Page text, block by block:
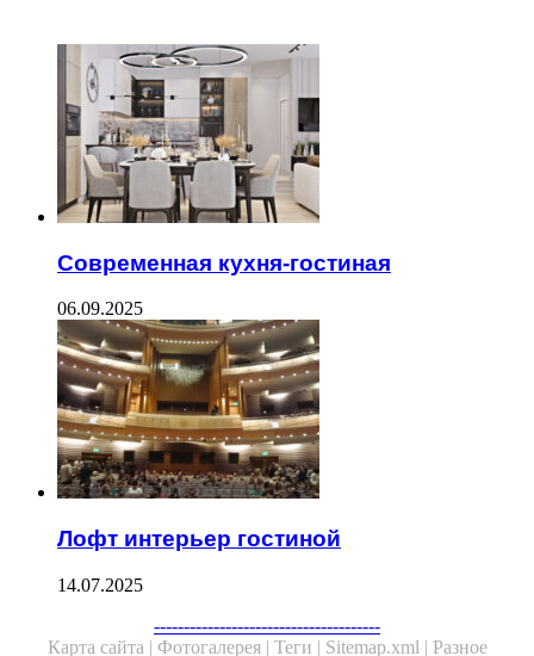
Современная кухня-гостиная
06.09.2025
Лофт интерьер гостиной
14.07.2025
--------------------------------------
Карта сайта | Фотогалерея | Теги | Sitemap.xml | Разное